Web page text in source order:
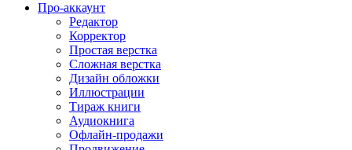
Про-аккаунт
Редактор
Корректор
Простая верстка
Сложная верстка
Дизайн обложки
Иллюстрации
Тираж книги
Аудиокнига
Офлайн-продажи